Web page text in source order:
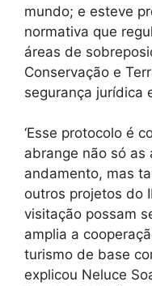
mundo; e esteve
normativa que
áreas de
Conservação e
segurança jurídica
‘Esse protocolo é
abrange não só as
andamento, mas
outros projetos do
visitação possam
amplia a
turismo de base
explicou Neluce